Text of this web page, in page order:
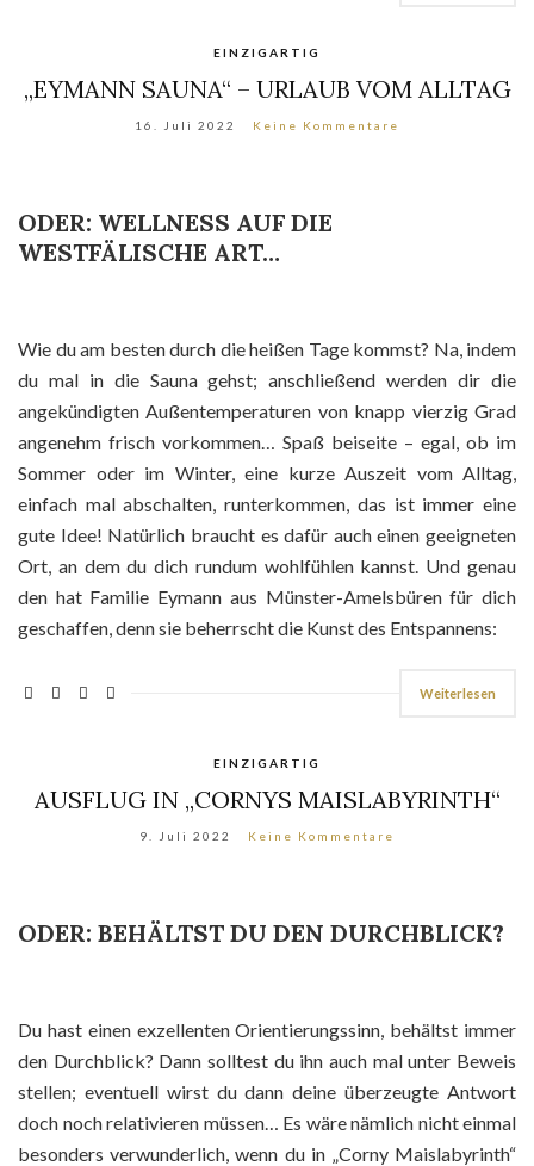
EINZIGARTIG
„EYMANN SAUNA“ – URLAUB VOM ALLTAG
16. Juli 2022 Keine Kommentare
ODER: WELLNESS AUF DIE
WESTFÄLISCHE ART…
Wie du am besten durch die heißen Tage kommst? Na, indem
du mal in die Sauna gehst; anschließend werden dir die
angekündigten Außentemperaturen von knapp vierzig Grad
angenehm frisch vorkommen… Spaß beiseite – egal, ob im
Sommer oder im Winter, eine kurze Auszeit vom Alltag,
einfach mal abschalten, runterkommen, das ist immer eine
gute Idee! Natürlich braucht es dafür auch einen geeigneten
Ort, an dem du dich rundum wohlfühlen kannst. Und genau
den hat Familie Eymann aus Münster-Amelsbüren für dich
geschaffen, denn sie beherrscht die Kunst des Entspannens:
Weiterlesen
EINZIGARTIG
AUSFLUG IN „CORNYS MAISLABYRINTH“
9. Juli 2022 Keine Kommentare
ODER: BEHÄLTST DU DEN DURCHBLICK?
Du hast einen exzellenten Orientierungssinn, behältst immer
den Durchblick? Dann solltest du ihn auch mal unter Beweis
stellen; eventuell wirst du dann deine überzeugte Antwort
doch noch relativieren müssen… Es wäre nämlich nicht einmal
besonders verwunderlich, wenn du in „Corny Maislabyrinth“